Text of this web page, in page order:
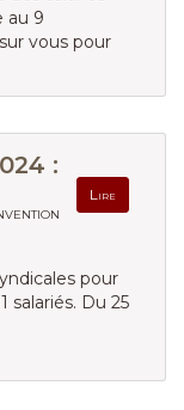
au 9
vous pour
:
Lire
pour
salariés. Du 25